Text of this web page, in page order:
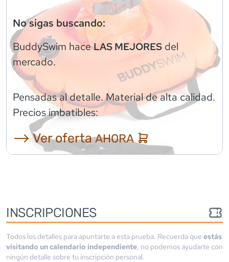
No sigas buscando:
BuddySwim haceLAS MEJORES del
mercado.
Pensadas al detalle. Material de alta calidad.
Precios imbatibles:
⟶ Ver ofertaAHORA
INSCRIPCIONES
Todos los detalles para apuntarte a esta prueba. Recuerda que estás
visitando un calendario independiente, no podemos ayudarte con
ningún detalle sobre tu inscripción personal.